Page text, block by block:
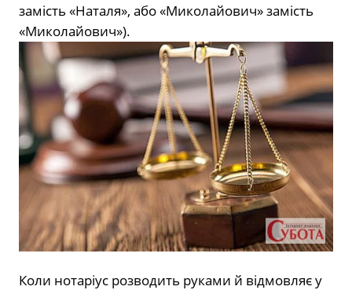
замість «Наталя», або «Миколайович» замість
«Миколайович»).
Коли нотаріус розводить руками й відмовляє у